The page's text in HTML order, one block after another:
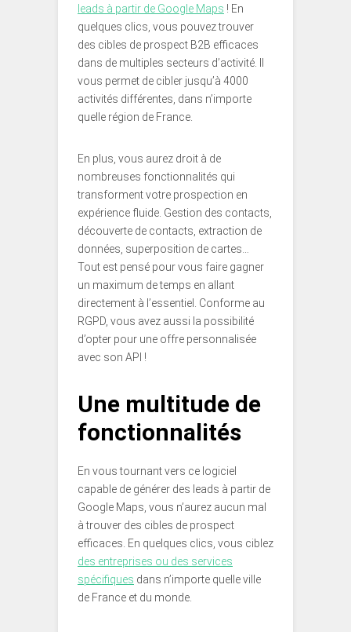
leads à partir de Google Maps ! En
quelques clics, vous pouvez trouver
des cibles de prospect B2B efficaces
dans de multiples secteurs d’activité. Il
vous permet de cibler jusqu’à 4000
activités différentes, dans n’importe
quelle région de France.
En plus, vous aurez droit à de
nombreuses fonctionnalités qui
transforment votre prospection en
expérience fluide. Gestion des contacts,
découverte de contacts, extraction de
données, superposition de cartes…
Tout est pensé pour vous faire gagner
un maximum de temps en allant
directement à l’essentiel. Conforme au
RGPD, vous avez aussi la possibilité
d’opter pour une offre personnalisée
avec son API !
Une multitude de
fonctionnalités
En vous tournant vers ce logiciel
capable de générer des leads à partir de
Google Maps, vous n’aurez aucun mal
à trouver des cibles de prospect
efficaces. En quelques clics, vous ciblez
des entreprises ou des services
spécifiques dans n’importe quelle ville
de France et du monde.